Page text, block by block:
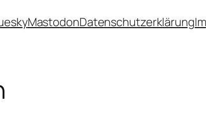
MastodonDatenschutzerklärung